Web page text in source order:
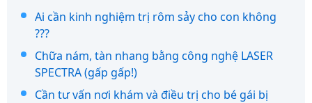
Ai cần kinh nghiệm trị rôm sảy cho con không
???
Chữa nám, tàn nhang bằng công nghệ LASER
SPECTRA (gấp gấp!)
Cần tư vấn nơi khám và điều trị cho bé gái bị